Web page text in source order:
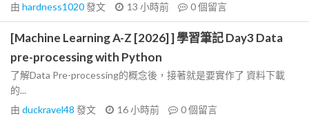
由 hardness1020發文 13 小時前 0個留言
[Machine Learning A-Z [2026] ] 學習筆記 Day3 Data
pre-processing with Python
了解Data Pre-processing的概念後，接著就是要實作了 資料下載
的...
由 duckravel48 發文 16 小時前 0個留言